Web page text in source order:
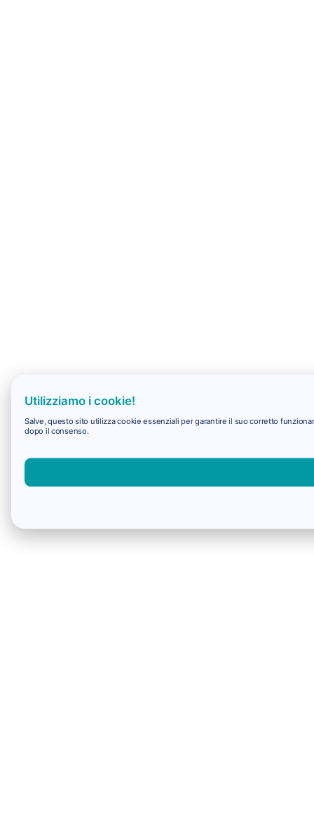
Utilizziamo i cookie!
Salve, questo sito utilizza cookie essenziali per garantire il suo corretto
dopo il consenso.